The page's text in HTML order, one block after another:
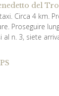
del
Circa 4 km.
Proseguire
n. 3, siete